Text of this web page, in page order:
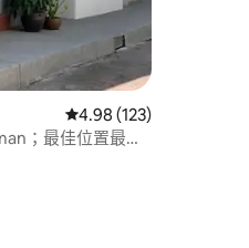
從 123 則評價中獲得
4.98 (123)
；最佳位置最時